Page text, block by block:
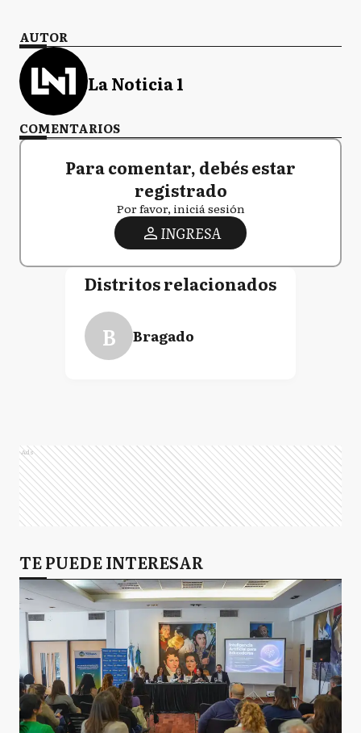
AUTOR
La Noticia 1
COMENTARIOS
Para comentar, debés estar
registrado
Por favor, iniciá sesión
INGRESA
Distritos relacionados
B Bragado
Ads
TE PUEDE INTERESAR